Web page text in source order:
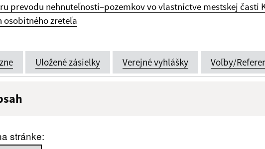
prevodu nehnuteľností–pozemkov vo vlastníctve mestskej časti
osobitného zreteľa
Uložené zásielky Verejné vyhlášky Voľby/
stránke: